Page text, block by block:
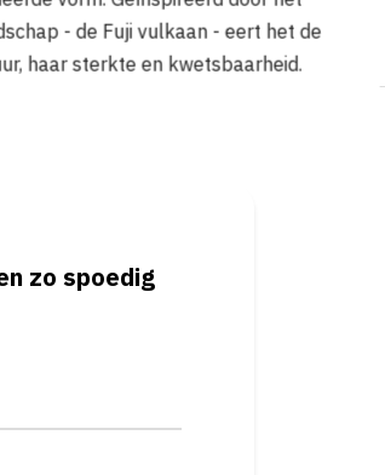
- de Fuji vulkaan - eert het de
haar sterkte en kwetsbaarheid.
zo spoedig